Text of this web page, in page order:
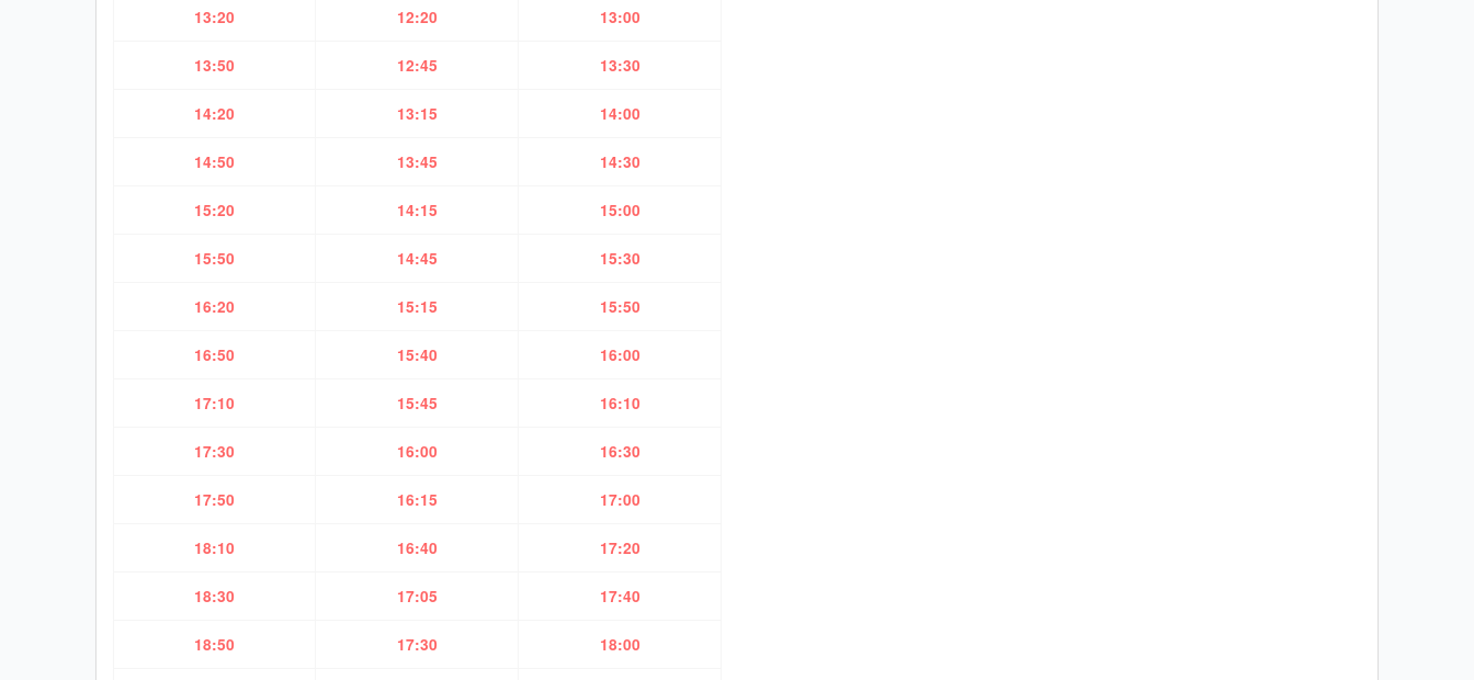
13:20 12:20 13:00
13:50 12:45 13:30
14:20 13:15 14:00
14:50 13:45 14:30
15:20 14:15 15:00
15:50 14:45 15:30
16:20 15:15 15:50
16:50 15:40 16:00
17:10 15:45 16:10
17:30 16:00 16:30
17:50 16:15 17:00
18:10 16:40 17:20
18:30 17:05 17:40
18:50 17:30 18:00